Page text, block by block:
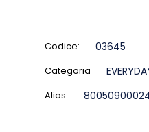
Codice: 03645
Categoria
Alias: